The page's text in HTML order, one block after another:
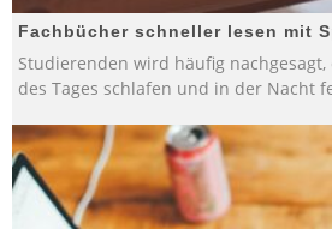
Fachbücher schneller lesen mit
Studierenden wird häufig
des Tages schlafen und in der Nacht